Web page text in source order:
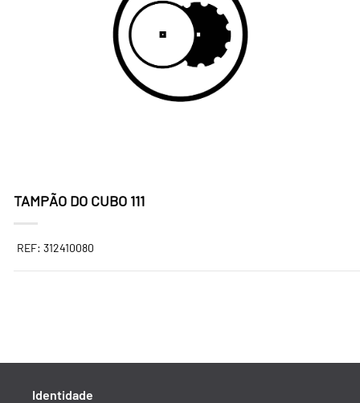
TAMPÃO DO CUBO 111
REF: 312410080
Identidade